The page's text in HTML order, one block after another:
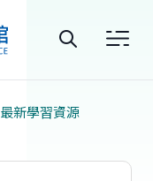
站
尋
最新學習資源